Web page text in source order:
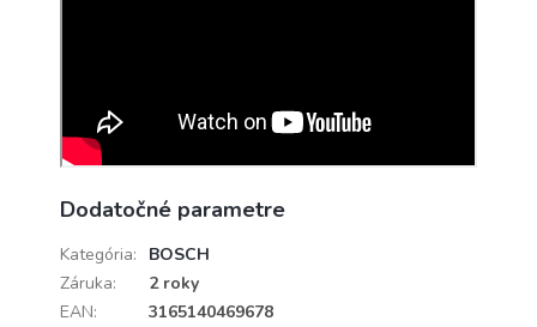
Dodatočné parametre
Kategória:
BOSCH
Záruka:
2 roky
EAN:
3165140469678